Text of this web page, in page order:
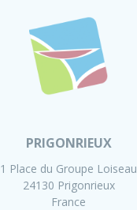
PRIGONRIEUX
1 Place du Groupe Loiseau
24130 Prigonrieux
France